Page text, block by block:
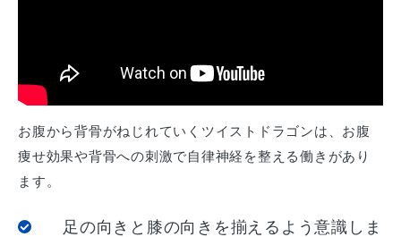
お腹から背骨がねじれていくツイストドラゴンは、お腹
痩せ効果や背骨への刺激で自律神経を整える働きがあり
ます。
足の向きと膝の向きを揃えるよう意識しま